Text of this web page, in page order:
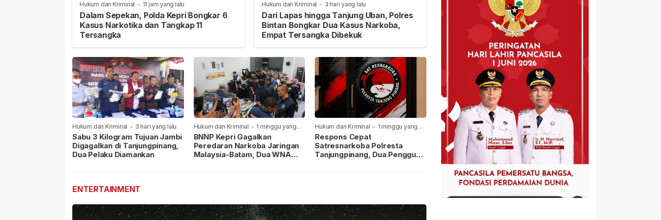
Hukum dan Kriminal - 11 jam yang lalu
Dalam Sepekan, Polda Kepri Bongkar 6
Kasus Narkotika dan Tangkap 11
Tersangka
Hukum dan Kriminal - 3 hari yang lalu
Dari Lapas hingga Tanjung Uban, Polres
Bintan Bongkar Dua Kasus Narkoba,
Empat Tersangka Dibekuk
Hukum dan Kriminal - 3 hari yang lalu
Sabu 3 Kilogram Tujuan Jambi
Digagalkan di Tanjungpinang,
Dua Pelaku Diamankan
Hukum dan Kriminal - 1 minggu yang
lalu
BNNP Kepri Gagalkan
Peredaran Narkoba Jaringan
Malaysia-Batam, Dua WNA
Hukum dan Kriminal - 1 minggu yang
lalu
Respons Cepat
Satresnarkoba Polresta
Tanjungpinang, Dua Pengguna
ENTERTAINMENT